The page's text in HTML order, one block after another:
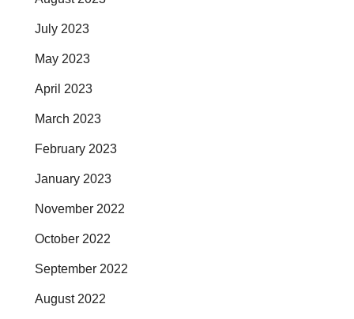
July 2023
May 2023
April 2023
March 2023
February 2023
January 2023
November 2022
October 2022
September 2022
August 2022